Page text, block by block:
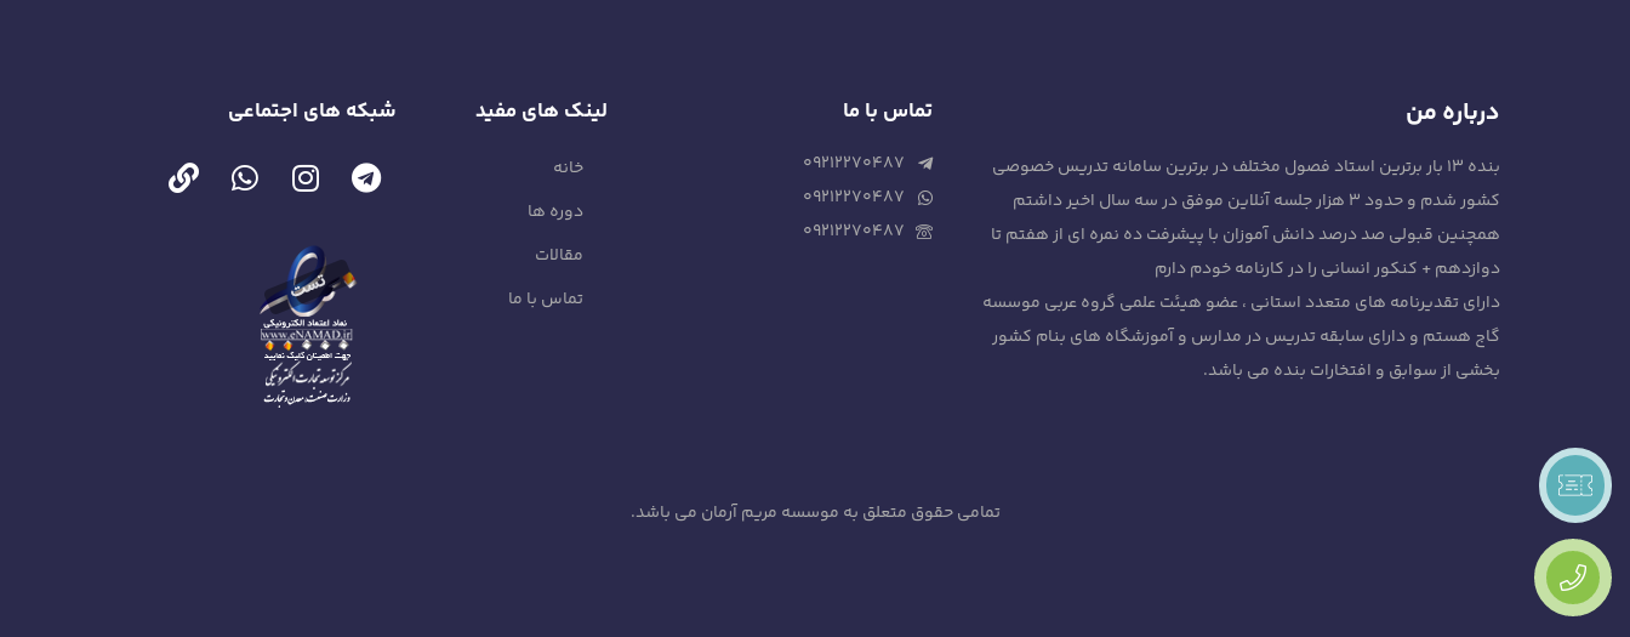
درباره من
بنده ۱۳ بار برترین استاد فصول مختلف در برترین سامانه تدریس خصوصی
کشور شدم و حدود 3 هزار جلسه آنلاین موفق در سه سال اخیر داشتم
همچنین قبولی صد درصد دانش آموزان با پیشرفت ده نمره ای از هفتم تا
دوازدهم + کنکور انسانی را در کارنامه خودم دارم
دارای تقدیرنامه های متعدد استانی ، عضو هیئت علمی گروه عربی موسسه
گاج هستم و دارای سابقه تدریس در مدارس و آموزشگاه های بنام کشور
بخشی از سوابق و افتخارات بنده می باشد.
تماس با ما
۰۹۲۱۲۲۷۰۴۸۷
۰۹۲۱۲۲۷۰۴۸۷
۰۹۲۱۲۲۷۰۴۸۷
لینک های مفید
خانه
دوره ها
مقالات
تماس با ما
شبکه های اجتماعی
تمامی حقوق متعلق به موسسه مریم آرمان می باشد.